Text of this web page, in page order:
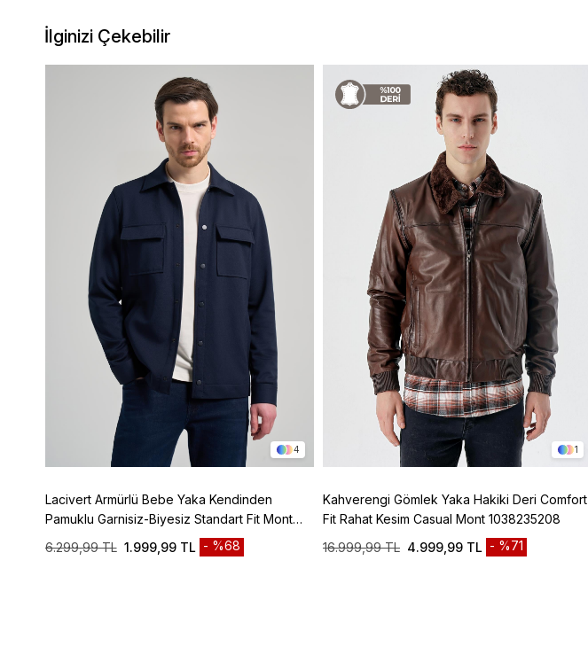
İlginizi Çekebilir
4
Lacivert Armürlü Bebe Yaka Kendinden
Pamuklu Garnisiz-Biyesiz Standart Fit Mont
6.299,99 TL 1.999,99 TL %68
1
Kahverengi Gömlek Yaka Hakiki Deri Comfort
Fit Rahat Kesim Casual Mont 1038235208
16.999,99 TL 4.999,99 TL %71